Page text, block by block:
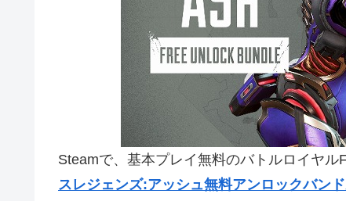
Steamで、基本プレイ無料のバトルロイヤル
スレジェンズ:アッシュ無料アンロックバン